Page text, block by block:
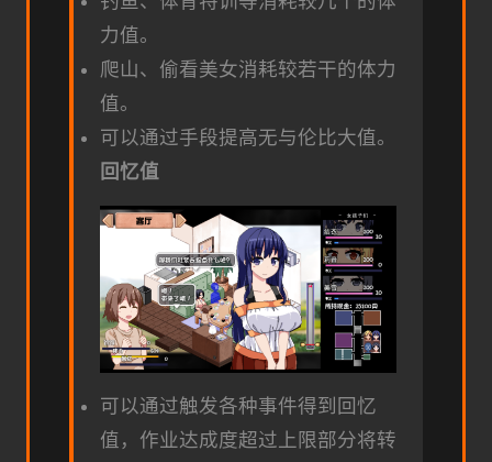
力值。
爬山、偷看美女消耗较若干的体力
值。
可以通过手段提高无与伦比大值。
回忆值
可以通过触发各种事件得到回忆
值，作业达成度超过上限部分将转